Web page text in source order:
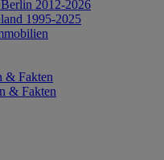
2012-2026
1995-2025
& Fakten
& Fakten